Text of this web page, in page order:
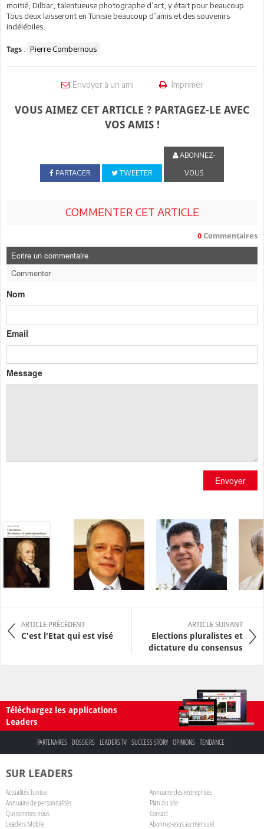
moitié, Dilbar, talentueuse photographe d’art, y était pour beaucoup.
Tous deux laisseront en Tunisie beaucoup d’amis et des souvenirs
indélébiles.
Tags : Pierre Combernous
Envoyer à un ami Imprimer
VOUS AIMEZ CET ARTICLE ? PARTAGEZ-LE AVEC
VOS AMIS !
PARTAGER TWEETER
ABONNEZ-
VOUS
COMMENTER CET ARTICLE
0 Commentaires
Ecrire un commentaire
Commenter
Nom
Email
Message
Envoyer
ARTICLE PRÉCÉDENT
C'est l'Etat qui est visé
ARTICLE SUIVANT
Elections pluralistes et
dictature du consensus
Téléchargez les applications
Leaders
PARTENAIRES DOSSIERS LEADERS TV SUCCESS STORY OPINIONS TENDANCE
SUR LEADERS
Actualités Tunisie
Annuaire des entreprises
Annuaire de personnalités
Plan du site
Qui sommes nous
Contact
Leaders Mobile
Abonnez-vous au mensuel